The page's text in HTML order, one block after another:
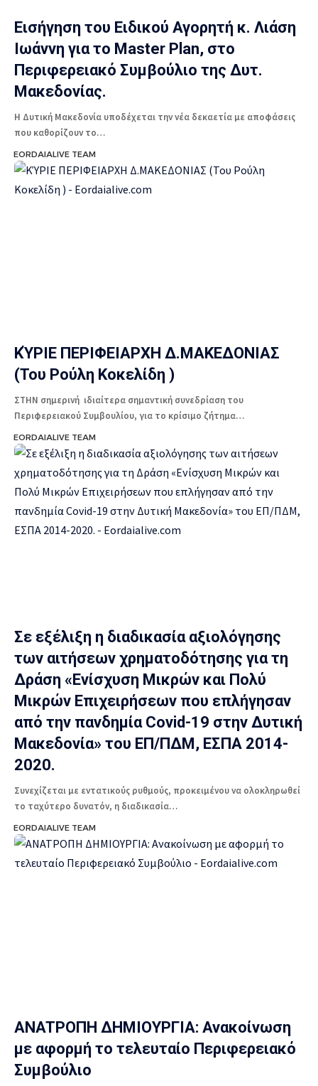
Εισήγηση του Ειδικού Αγορητή κ. Λιάση
Ιωάννη για το Master Plan, στο
Περιφερειακό Συμβούλιο της Δυτ.
Μακεδονίας.
Η Δυτική Μακεδονία υποδέχεται την νέα δεκαετία με αποφάσεις
που καθορίζουν το…
EORDAIALIVE TEAM
ΚΎΡΙΕ ΠΕΡΙΦΕΙΑΡΧΗ Δ.ΜΑΚΕΔΟΝΙΑΣ
(Του Ρoύλη Κοκελίδη )
ΣΤΗΝ σημερινή ιδιαίτερα σημαντική συνεδρίαση του
Περιφερειακού Συμβουλίου, για το κρίσιμο ζήτημα…
EORDAIALIVE TEAM
Σε εξέλιξη η διαδικασία αξιολόγησης
των αιτήσεων χρηματοδότησης για τη
Δράση «Ενίσχυση Μικρών και Πολύ
Μικρών Επιχειρήσεων που επλήγησαν
από την πανδημία Covid-19 στην Δυτική
Μακεδονία» του ΕΠ/ΠΔΜ, ΕΣΠΑ 2014-
2020.
Συνεχίζεται με εντατικούς ρυθμούς, προκειμένου να ολοκληρωθεί
το ταχύτερο δυνατόν, η διαδικασία…
EORDAIALIVE TEAM
ANATΡΟΠΗ ΔΗΜΙΟΥΡΓΙΑ: Ανακοίνωση
με αφορμή το τελευταίο Περιφερειακό
Συμβούλιο